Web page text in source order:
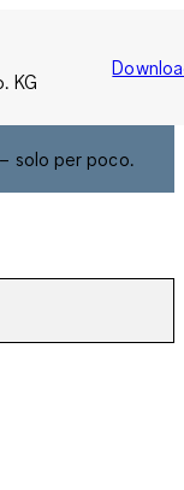
KG
solo per poco.